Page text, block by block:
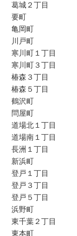
葛城２丁目
要町
亀岡町
川戸町
寒川町１丁目
寒川町３丁目
椿森３丁目
椿森５丁目
鶴沢町
問屋町
道場北１丁目
道場南１丁目
長洲１丁目
新浜町
登戸１丁目
登戸３丁目
登戸５丁目
浜野町
東千葉２丁目
東本町